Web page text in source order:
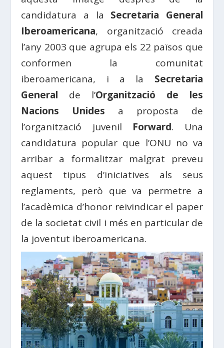
candidatura a la Secretaria General
Iberoamericana, organització creada
l’any 2003 que agrupa els 22 països que
conformen la comunitat
iberoamericana, i a la Secretaria
General de l’Organització de les
Nacions Unides a proposta de
l’organització juvenil Forward. Una
candidatura popular que l’ONU no va
arribar a formalitzar malgrat preveu
aquest tipus d’iniciatives als seus
reglaments, però que va permetre a
l’acadèmica d’honor reivindicar el paper
de la societat civil i més en particular de
la joventut iberoamericana.